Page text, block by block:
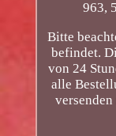
963,
Bitte
befindet.
von 24
alle